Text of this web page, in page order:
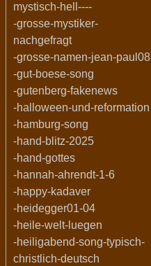
mystisch-hell----
-grosse-mystiker-
nachgefragt
-grosse-namen-jean-paul08
-gut-boese-song
-gutenberg-fakenews
-halloween-und-reformation
-hamburg-song
-hand-blitz-2025
-hand-gottes
-hannah-ahrendt-1-6
-happy-kadaver
-heidegger01-04
-heile-welt-luegen
-heiligabend-song-typisch-
christlich-deutsch